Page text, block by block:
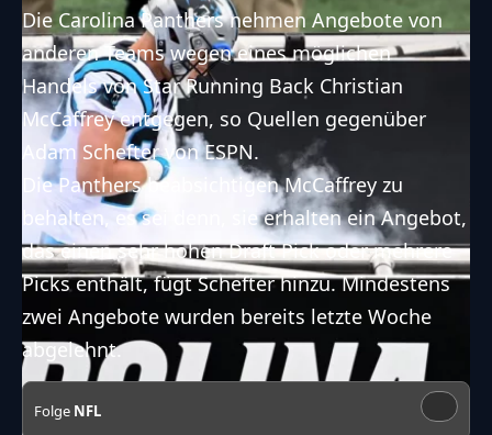
Die Carolina Panthers nehmen Angebote von
anderen Teams wegen eines möglichen
Handels von Star Running Back Christian
McCaffrey entgegen, so Quellen gegenüber
Adam Schefter von ESPN.
Die Panthers beabsichtigen McCaffrey zu
behalten, es sei denn, sie erhalten ein Angebot,
das einen sehr hohen Draft Pick oder mehrere
Picks enthält, fügt Schefter hinzu. Mindestens
zwei Angebote wurden bereits letzte Woche
abgelehnt.
Folge NFL